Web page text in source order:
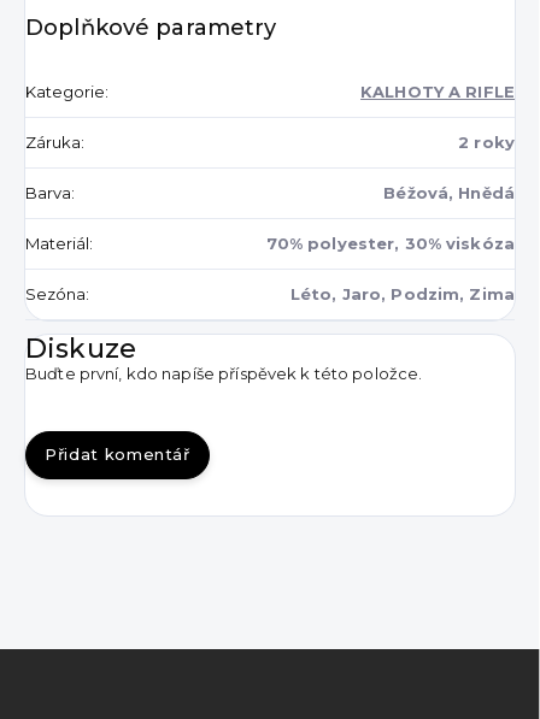
Doplňkové parametry
Kategorie: KALHOTY A RIFLE
Záruka: 2 roky
Barva: Béžová, Hnědá
Materiál: 70% polyester, 30% viskóza
Sezóna: Léto, Jaro, Podzim, Zima
Diskuze
Buďte první, kdo napíše příspěvek k této položce.
Přidat komentář